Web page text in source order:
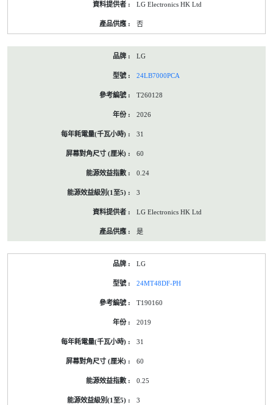
LG Electronics HK Ltd
否
LG
24LB7000PCA
T260128
2026
31
60
0.24
3
LG Electronics HK Ltd
是
LG
24MT48DF-PH
T190160
2019
31
60
0.25
3